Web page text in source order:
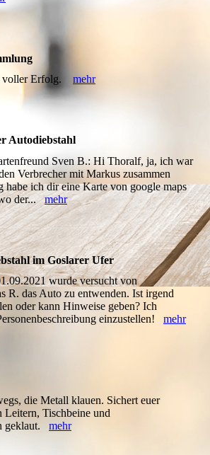
voller Erfolg. mehr
Autodiebstahl
Sven B.: Hi Thoralf, ja, ich war
Verbrecher mit Markus zusammen
habe ich dir eine Karte von google maps
wo der...mehr
im Goslarer Ufer
wurde versucht von
R. das Auto zu entwenden. Ist irgend
oder kann Hinweise geben? Ich
einzustellen! mehr
die Metall klauen. Sichert euer
Leitern, Tischbeine und
geklaut. mehr